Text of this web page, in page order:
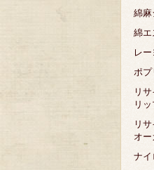
綿麻
綿エ
レ
ポプ
リ
リ
リ
オ
ナイ